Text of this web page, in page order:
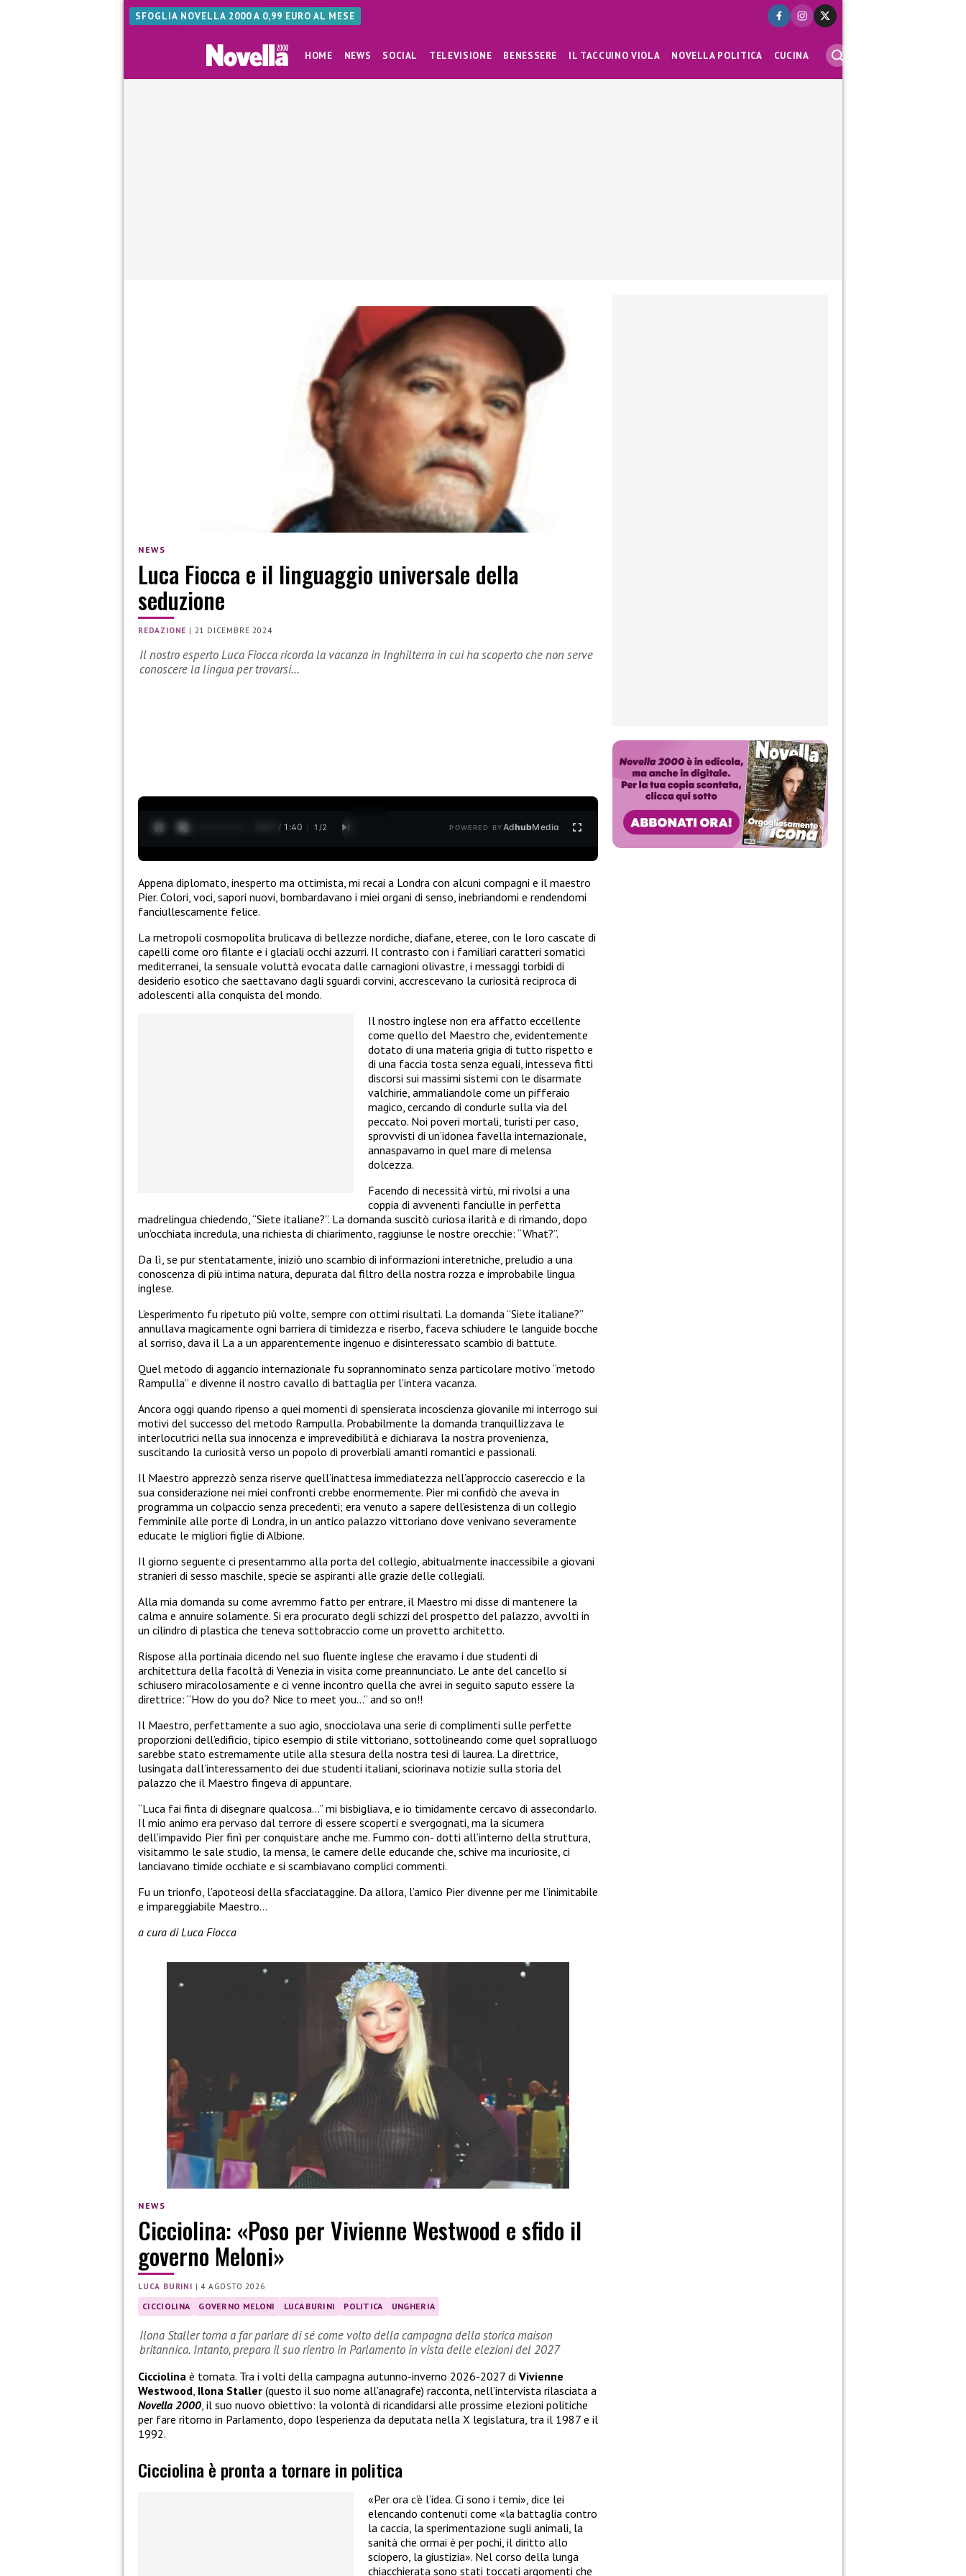
SFOGLIA NOVELLA 2000 A 0,99 EURO AL MESE
HOME NEWS SOCIAL TELEVISIONE BENESSERE IL TACCUINO VIOLA NOVELLA POLITICA CUCINA
NEWS
Luca Fiocca e il linguaggio universale della
seduzione
REDAZIONE | 21 DICEMBRE 2024
Il nostro esperto Luca Fiocca ricorda la vacanza in Inghilterra in cui ha scoperto che non serve
conoscere la lingua per trovarsi…
0:28 / 1:40 1 /2 POWERED BYAdhubMedia
Appena diplomato, inesperto ma ottimista, mi recai a Londra con alcuni compagni e il maestro
Pier. Colori, voci, sapori nuovi, bombardavano i miei organi di senso, inebriandomi e rendendomi
fanciullescamente felice.
La metropoli cosmopolita brulicava di bellezze nordiche, diafane, eteree, con le loro cascate di
capelli come oro filante e i glaciali occhi azzurri. Il contrasto con i familiari caratteri somatici
mediterranei, la sensuale voluttà evocata dalle carnagioni olivastre, i messaggi torbidi di
desiderio esotico che saettavano dagli sguardi corvini, accrescevano la curiosità reciproca di
adolescenti alla conquista del mondo.
Il nostro inglese non era affatto eccellente
come quello del Maestro che, evidentemente
dotato di una materia grigia di tutto rispetto e
di una faccia tosta senza eguali, intesseva fitti
discorsi sui massimi sistemi con le disarmate
valchirie, ammaliandole come un pifferaio
magico, cercando di condurle sulla via del
peccato. Noi poveri mortali, turisti per caso,
sprovvisti di un’idonea favella internazionale,
annaspavamo in quel mare di melensa
dolcezza.
Facendo di necessità virtù, mi rivolsi a una
coppia di avvenenti fanciulle in perfetta
madrelingua chiedendo, “Siete italiane?”. La domanda suscitò curiosa ilarità e di rimando, dopo
un’occhiata incredula, una richiesta di chiarimento, raggiunse le nostre orecchie: “What?”.
Da lì, se pur stentatamente, iniziò uno scambio di informazioni interetniche, preludio a una
conoscenza di più intima natura, depurata dal filtro della nostra rozza e improbabile lingua
inglese.
L’esperimento fu ripetuto più volte, sempre con ottimi risultati. La domanda “Siete italiane?”
annullava magicamente ogni barriera di timidezza e riserbo, faceva schiudere le languide bocche
al sorriso, dava il La a un apparentemente ingenuo e disinteressato scambio di battute.
Quel metodo di aggancio internazionale fu soprannominato senza particolare motivo “metodo
Rampulla” e divenne il nostro cavallo di battaglia per l’intera vacanza.
Ancora oggi quando ripenso a quei momenti di spensierata incoscienza giovanile mi interrogo sui
motivi del successo del metodo Rampulla. Probabilmente la domanda tranquillizzava le
interlocutrici nella sua innocenza e imprevedibilità e dichiarava la nostra provenienza,
suscitando la curiosità verso un popolo di proverbiali amanti romantici e passionali.
Il Maestro apprezzò senza riserve quell’inattesa immediatezza nell’approccio casereccio e la
sua considerazione nei miei confronti crebbe enormemente. Pier mi confidò che aveva in
programma un colpaccio senza precedenti; era venuto a sapere dell’esistenza di un collegio
femminile alle porte di Londra, in un antico palazzo vittoriano dove venivano severamente
educate le migliori figlie di Albione.
Il giorno seguente ci presentammo alla porta del collegio, abitualmente inaccessibile a giovani
stranieri di sesso maschile, specie se aspiranti alle grazie delle collegiali.
Alla mia domanda su come avremmo fatto per entrare, il Maestro mi disse di mantenere la
calma e annuire solamente. Si era procurato degli schizzi del prospetto del palazzo, avvolti in
un cilindro di plastica che teneva sottobraccio come un provetto architetto.
Rispose alla portinaia dicendo nel suo fluente inglese che eravamo i due studenti di
architettura della facoltà di Venezia in visita come preannunciato. Le ante del cancello si
schiusero miracolosamente e ci venne incontro quella che avrei in seguito saputo essere la
direttrice: “How do you do? Nice to meet you…” and so on!!
Il Maestro, perfettamente a suo agio, snocciolava una serie di complimenti sulle perfette
proporzioni dell’edificio, tipico esempio di stile vittoriano, sottolineando come quel sopralluogo
sarebbe stato estremamente utile alla stesura della nostra tesi di laurea. La direttrice,
lusingata dall’interessamento dei due studenti italiani, sciorinava notizie sulla storia del
palazzo che il Maestro fingeva di appuntare.
“Luca fai finta di disegnare qualcosa…” mi bisbigliava, e io timidamente cercavo di assecondarlo.
Il mio animo era pervaso dal terrore di essere scoperti e svergognati, ma la sicumera
dell’impavido Pier finì per conquistare anche me. Fummo con- dotti all’interno della struttura,
visitammo le sale studio, la mensa, le camere delle educande che, schive ma incuriosite, ci
lanciavano timide occhiate e si scambiavano complici commenti.
Fu un trionfo, l’apoteosi della sfacciataggine. Da allora, l’amico Pier divenne per me l’inimitabile
e impareggiabile Maestro…
a cura di Luca Fiocca
NEWS
Cicciolina: «Poso per Vivienne Westwood e sfido il
governo Meloni»
LUCA BURINI |4 AGOSTO 2026
CICCIOLINA GOVERNO MELONI LUCA BURINI POLITICA UNGHERIA
Ilona Staller torna a far parlare di sé come volto della campagna della storica maison
britannica. Intanto, prepara il suo rientro in Parlamento in vista delle elezioni del 2027
Cicciolina è tornata. Tra i volti della campagna autunno-inverno 2026-2027 di Vivienne
Westwood Ilona Staller (questo il suo nome all’anagrafe) racconta, nell’intervista rilasciata a
Novella 2000 , il suo nuovo obiettivo: la volontà di ricandidarsi alle prossime elezioni politiche
per fare ritorno in Parlamento, dopo l’esperienza da deputata nella X legislatura, tra il 1987 e il
1992.
Cicciolina è pronta a tornare in politica
«Per ora c’è l’idea. Ci sono i temi», dice lei
elencando contenuti come «la battaglia contro
la caccia, la sperimentazione sugli animali, la
sanità che ormai è per pochi, il diritto allo
sciopero, la giustizia». Nel corso della lunga
chiacchierata sono stati toccati argomenti che